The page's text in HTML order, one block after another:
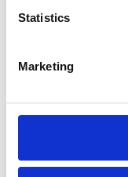
Statistics
Marketing
Artikelcode